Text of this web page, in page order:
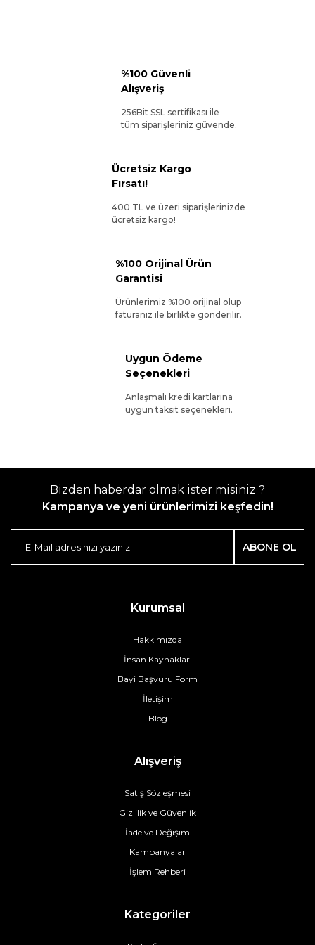
%100 Güvenli
Alışveriş
256Bit SSL sertifikası ile
tüm siparişleriniz güvende.
Ücretsiz Kargo
Fırsatı!
400 TL ve üzeri siparişlerinizde
ücretsiz kargo!
%100 Orijinal Ürün
Garantisi
Ürünlerimiz %100 orijinal olup
faturanız ile birlikte gönderilir.
Uygun Ödeme
Seçenekleri
Anlaşmalı kredi kartlarına
uygun taksit seçenekleri.
Bizden haberdar olmak ister misiniz ?
Kampanya ve yeni ürünlerimizi keşfedin!
ABONE OL
Kurumsal
Hakkımızda
İnsan Kaynakları
Bayi Başvuru Form
İletişim
Blog
Alışveriş
Satış Sözleşmesi
Gizlilik ve Güvenlik
İade ve Değişim
Kampanyalar
İşlem Rehberi
Kategoriler